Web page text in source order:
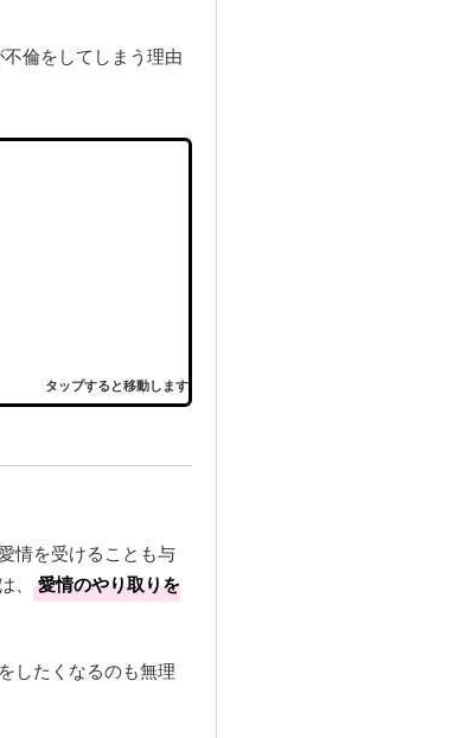
倫をしてしまう理由
タップすると移動します
情を受けることも与
愛情のやり取りを
したくなるのも無理